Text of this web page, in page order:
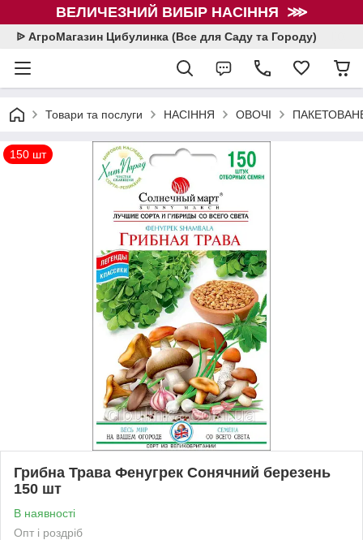
ВЕЛИЧЕЗНИЙ ВИБІР НАСІННЯ ⋙
ᐉ АгроМагазин Цибулинка (Все для Саду та Городу)
Товари та послуги НАСІННЯ ОВОЧІ
150 шт
Грибна Трава Фенугрек Сонячний березень
150 шт
В наявності
Опт і роздріб